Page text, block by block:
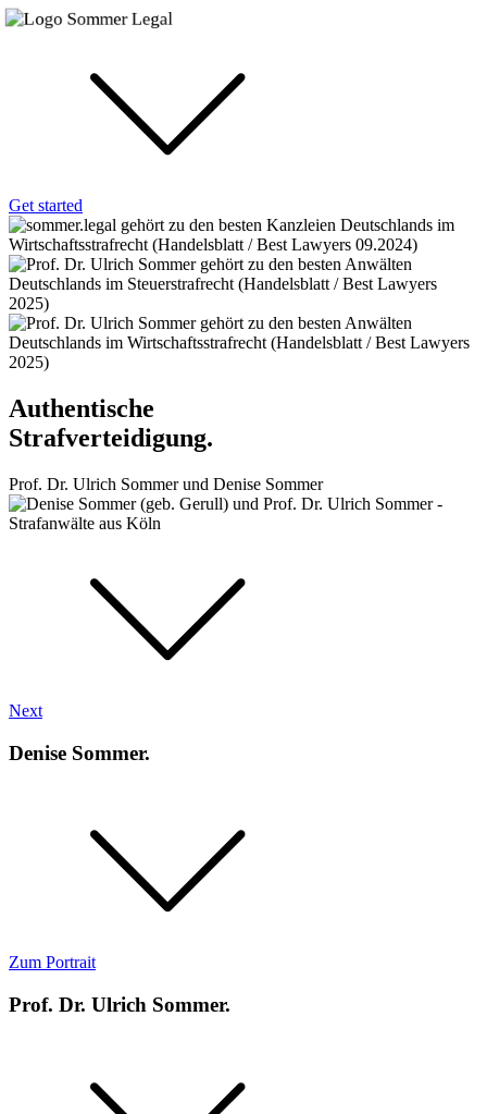
Get started
Authentische
Strafverteidigung.
Prof. Dr. Ulrich Sommer und Denise Sommer
Next
Denise Sommer.
Zum Portrait
Prof. Dr. Ulrich Sommer.